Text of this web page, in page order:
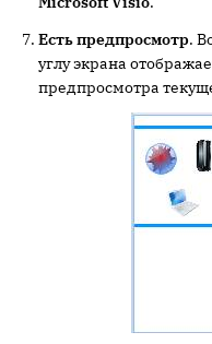
Есть предпросмотр.
углу экрана
предпросмотра